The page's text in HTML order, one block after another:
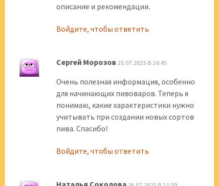
описание и рекомендации.
Войдите, чтобы ответить
Сергей Морозов 25.07.2025 В 16:45
Очень полезная информация, особенно
для начинающих пивоваров. Теперь я
понимаю, какие характеристики нужно
учитывать при создании новых сортов
пива. Спасибо!
Войдите, чтобы ответить
Наталья Соколова